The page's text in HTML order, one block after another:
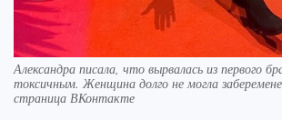
Александра писала, что вырвалась из первого
токсичным. Женщина долго не могла
страница ВКонтакте